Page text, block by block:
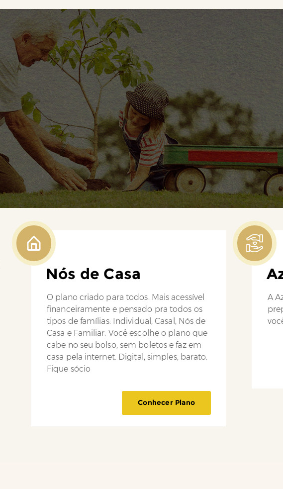
Nós de Casa
O plano criado para todos. Mais acessível
financeiramente e pensado pra todos os
tipos de famílias: Individual, Casal, Nós de
Casa e Familiar. Você escolhe o plano que
cabe no seu bolso, sem boletos e faz em
casa pela internet. Digital, simples, barato.
Fique sócio
Conhecer Plano
A